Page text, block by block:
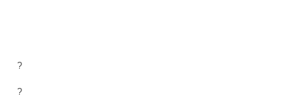
?
?